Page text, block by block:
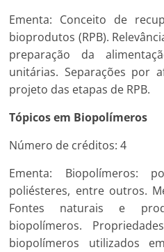
Ementa: Conceito de
bioprodutos (RPB).
preparação da
unitárias. Separações por
projeto das etapas de RPB.
Tópicos em Biopolímeros
Número de créditos: 4
Ementa: Biopolímeros:
poliésteres, entre outros.
Fontes naturais e
biopolímeros.
biopolímeros utilizados